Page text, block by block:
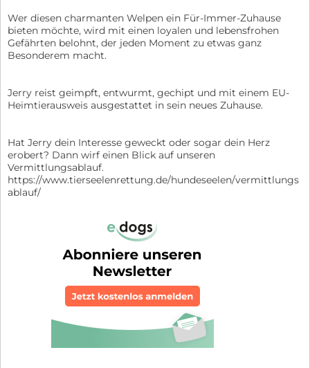
Wer diesen charmanten Welpen ein Für-Immer-Zuhause
bieten möchte, wird mit einen loyalen und lebensfrohen
Gefährten belohnt, der jeden Moment zu etwas ganz
Besonderem macht.
Jerry reist geimpft, entwurmt, gechipt und mit einem EU-
Heimtierausweis ausgestattet in sein neues Zuhause.
Hat Jerry dein Interesse geweckt oder sogar dein Herz
erobert? Dann wirf einen Blick auf unseren
Vermittlungsablauf.
https://www.tierseelenrettung.de/hundeseelen/vermittlungs
ablauf/